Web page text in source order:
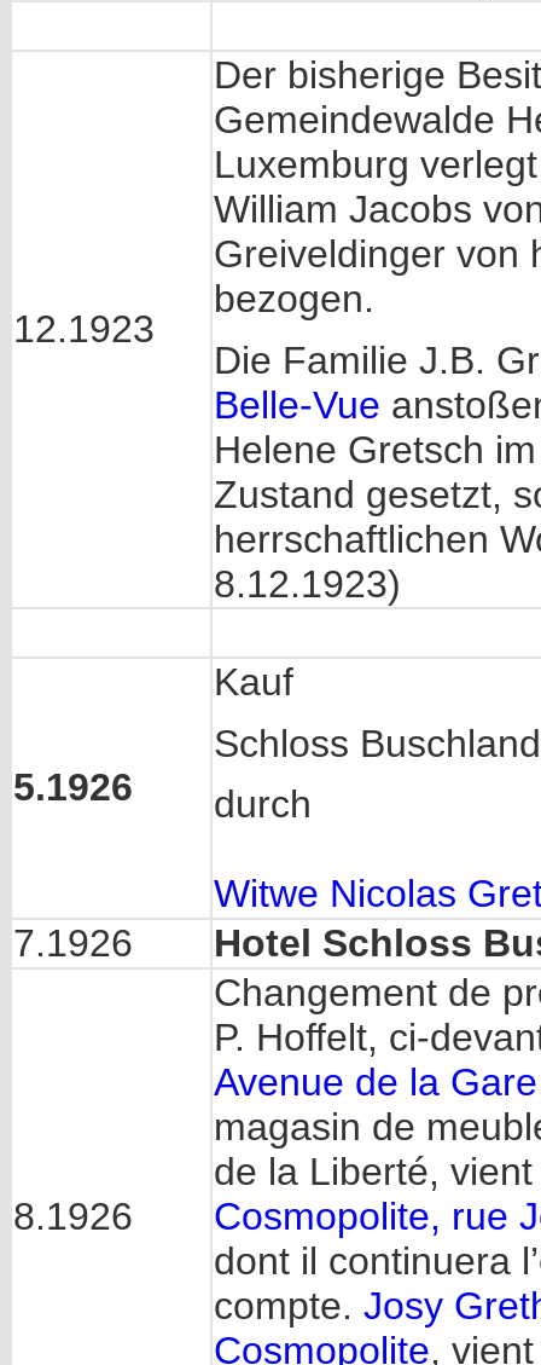
12.1923
Der bisherige
Gemeindewalde
Luxemburg
William Jacobs
Greiveldinger von
bezogen.
Die Familie J.B.
Belle-Vue
Helene Gretsch
Zustand gesetzt,
herrschaftlichen
8.12.1923)
5.1926
Kauf
Schloss
durch
Witwe Nicolas
7.1926
Hotel Schloss
8.1926
Changement de
P. Hoffelt, ci-
Avenue de la Gare
magasin de
de la Liberté,
Cosmopolite, rue
dont il continuera
compte. Josy
Cosmopolite,